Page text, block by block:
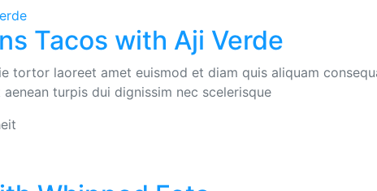
Tacos with Aji Verde
tortor laoreet amet euismod et diam quis aliquam
turpis dui dignissim nec scelerisque